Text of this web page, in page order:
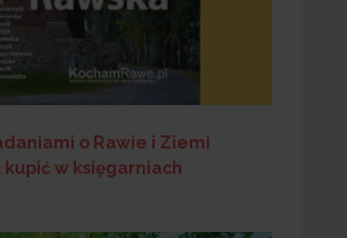
o Rawie i Ziemi
kupić w księgarniach